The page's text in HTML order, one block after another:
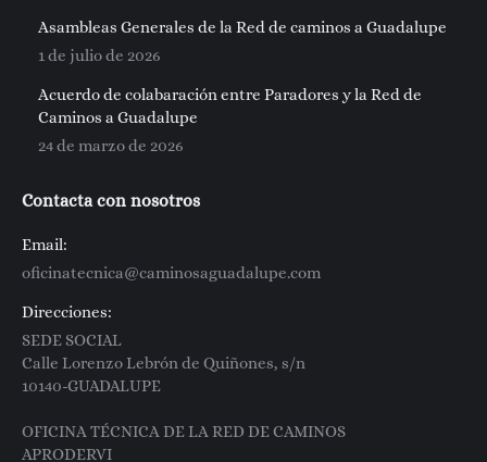
Asambleas Generales de la Red de caminos a Guadalupe
1 de julio de 2026
Acuerdo de colabaración entre Paradores y la Red de
Caminos a Guadalupe
24 de marzo de 2026
Contacta con nosotros
Email:
oficinatecnica@caminosaguadalupe.com
Direcciones:
SEDE SOCIAL
Calle Lorenzo Lebrón de Quiñones, s/n
10140-GUADALUPE
OFICINA TÉCNICA DE LA RED DE CAMINOS
APRODERVI